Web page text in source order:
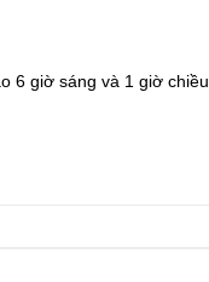
6 giờ sáng và 1 giờ chiều.